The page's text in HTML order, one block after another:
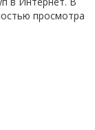
просмотра